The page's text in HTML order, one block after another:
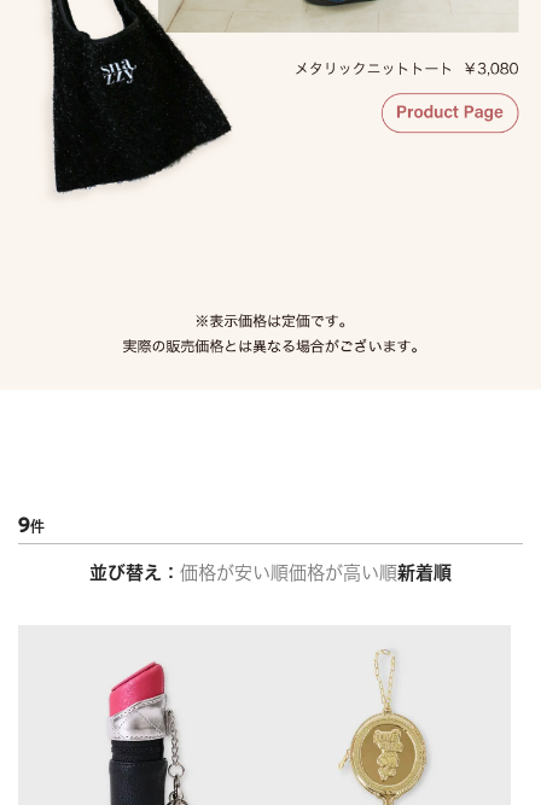
並び替え 価格が安い順価格が高い順新着順
9